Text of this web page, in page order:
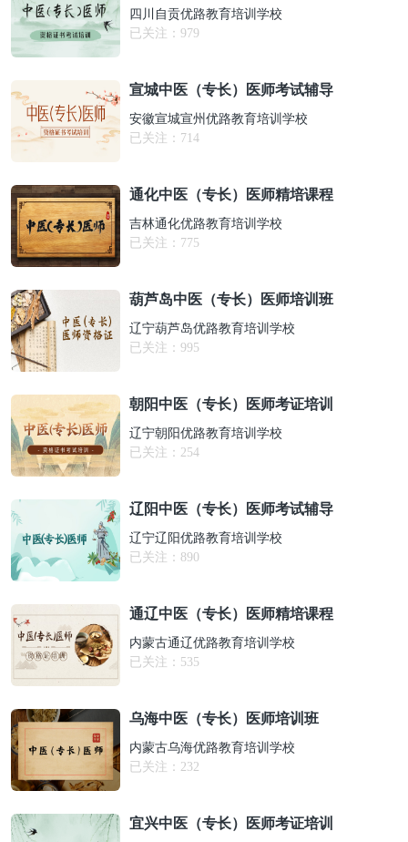
四川自贡优路教育培训学校
已关注： 979
宣城中医（专长）医师考试辅导
安徽宣城宣州优路教育培训学校
已关注： 714
通化中医（专长）医师精培课程
吉林通化优路教育培训学校
已关注： 775
葫芦岛中医（专长）医师培训班
辽宁葫芦岛优路教育培训学校
已关注： 995
朝阳中医（专长）医师考证培训
辽宁朝阳优路教育培训学校
已关注： 254
辽阳中医（专长）医师考试辅导
辽宁辽阳优路教育培训学校
已关注： 890
通辽中医（专长）医师精培课程
内蒙古通辽优路教育培训学校
已关注： 535
乌海中医（专长）医师培训班
内蒙古乌海优路教育培训学校
已关注： 232
宜兴中医（专长）医师考证培训